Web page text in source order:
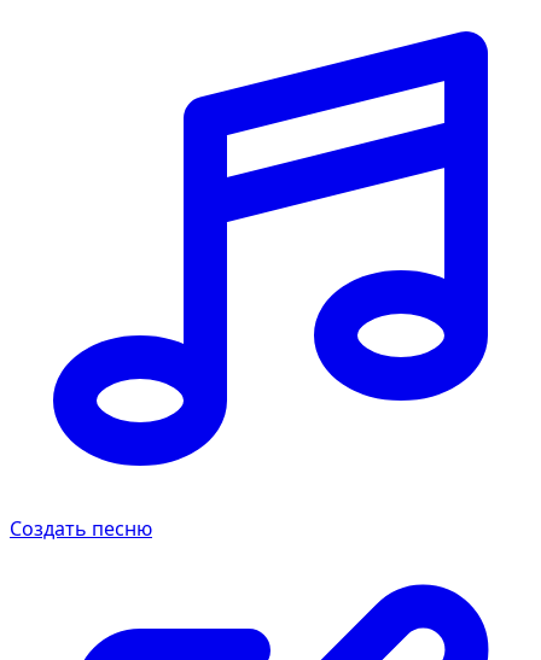
Создать песню